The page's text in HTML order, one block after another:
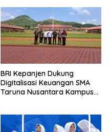
BRI Kepanjen Dukung
Digitalisasi Keuangan SMA
Taruna Nusantara Kampus